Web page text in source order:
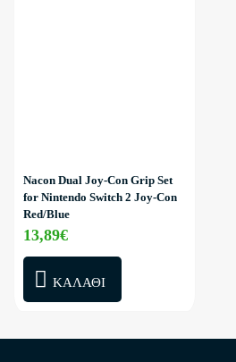
Nacon Dual Joy-Con Grip Set
for Nintendo Switch 2 Joy-Con
Red/Blue
13,89€
ΚΑΛΆΘΙ